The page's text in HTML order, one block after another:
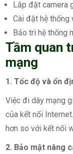
Lắp đặt camera
Cài đặt hệ thống
Bảo trì hệ thống
Tầm quan
mạng
1. Tốc độ và ổn
Việc đi dây mạng
của kết nối
hơn so với kết nối
2. Bảo mật nâng